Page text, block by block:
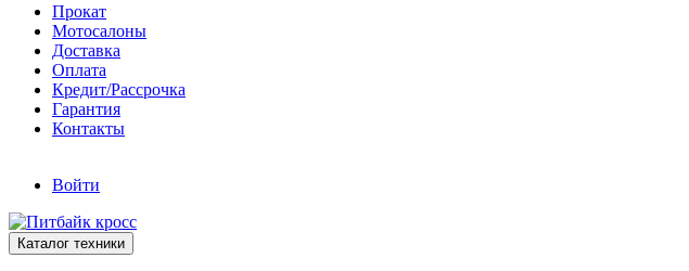
Прокат
Мотосалоны
Доставка
Оплата
Кредит/Рассрочка
Гарантия
Контакты
Войти
Каталог техники